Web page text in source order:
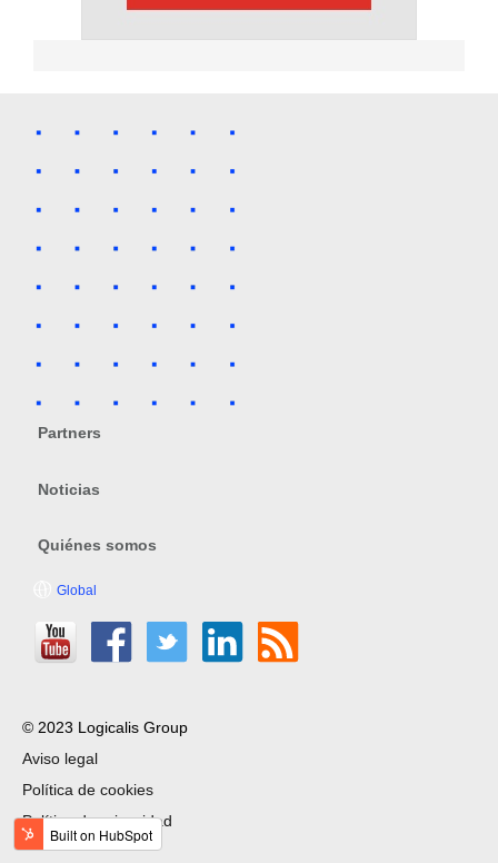
Partners
Noticias
Quiénes somos
Global
© 2023 Logicalis Group
Aviso legal
Política de cookies
Política de privacidad